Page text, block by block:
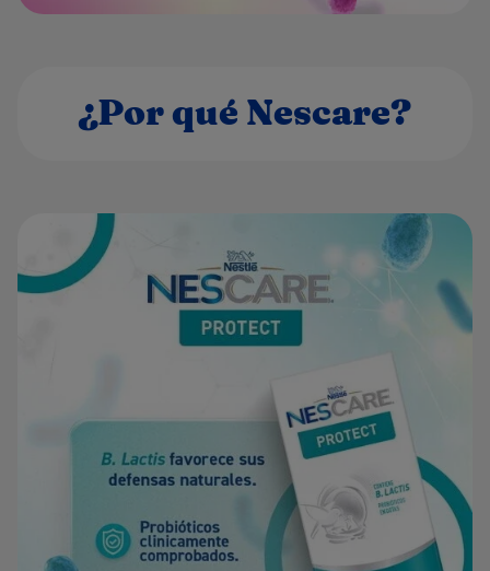
¿Por qué Nescare?​